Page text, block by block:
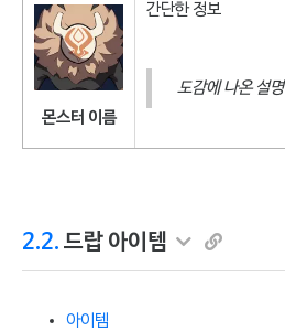
몬스터 이름
간단한 정보
도감에 나온 설명
2.2. 드랍 아이템
아이템